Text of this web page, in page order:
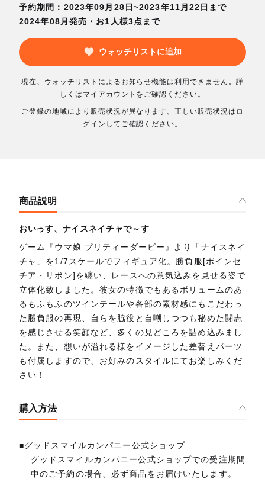
予約期間：2023年09月28日~2023年11月22日まで
2024年08月発売・お1人様3点まで
ウォッチリストに追加
現在、ウォッチリストによるお知らせ機能は利用できません。詳
しくはマイアカウントをご確認ください。
ご登録の地域により販売状況が異なります。正しい販売状況はロ
グインしてご確認ください。
商品説明
おいっす、ナイスネイチャで～す
ゲーム『ウマ娘 プリティーダービー』より「ナイスネイ
チャ」を1/7スケールでフィギュア化。勝負服[ポインセ
チア・リボン]を纏い、レースへの意気込みを見せる姿で
立体化致しました。彼女の特徴でもあるボリュームのあ
るもふもふのツインテールや各部の素材感にもこだわっ
た勝負服の再現、自らを脇役と自嘲しつつも秘めた闘志
を感じさせる笑顔など、多くの見どころを詰め込みまし
た。また、想いが溢れる様をイメージした差替えパーツ
も付属しますので、お好みのスタイルにてお楽しみくだ
さい！
購入方法
■グッドスマイルカンパニー公式ショップ
グッドスマイルカンパニー公式ショップでの受注期間
中のご予約の場合、必ず商品をお届けいたします。